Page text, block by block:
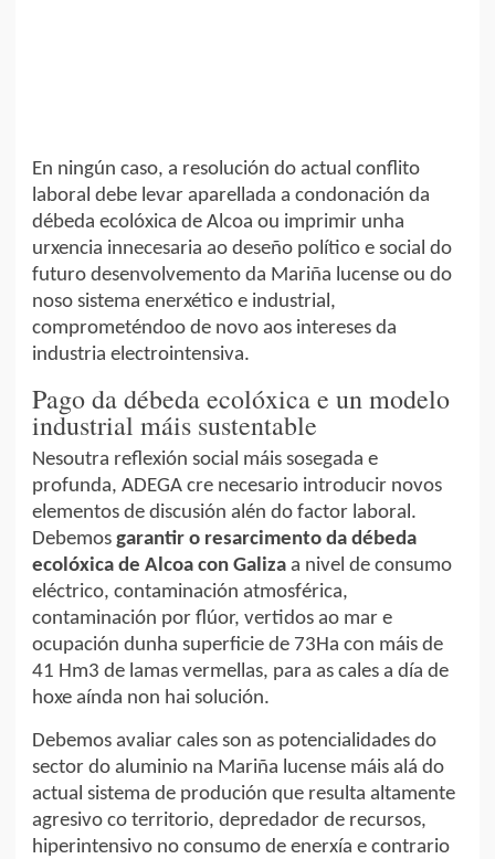
En ningún caso, a resolución do actual conflito
laboral debe levar aparellada a condonación da
débeda ecolóxica de Alcoa ou imprimir unha
urxencia innecesaria ao deseño político e social do
futuro desenvolvemento da Mariña lucense ou do
noso sistema enerxético e industrial,
comprometéndoo de novo aos intereses da
industria electrointensiva.
Pago da débeda ecolóxica e un modelo
industrial máis sustentable
Nesoutra reflexión social máis sosegada e
profunda, ADEGA cre necesario introducir novos
elementos de discusión alén do factor laboral.
Debemos garantir o resarcimento da débeda
ecolóxica de Alcoa con Galiza a nivel de consumo
eléctrico, contaminación atmosférica,
contaminación por flúor, vertidos ao mar e
ocupación dunha superficie de 73Ha con máis de
41 Hm3 de lamas vermellas, para as cales a día de
hoxe aínda non hai solución.
Debemos avaliar cales son as potencialidades do
sector do aluminio na Mariña lucense máis alá do
actual sistema de produción que resulta altamente
agresivo co territorio, depredador de recursos,
hiperintensivo no consumo de enerxía e contrario